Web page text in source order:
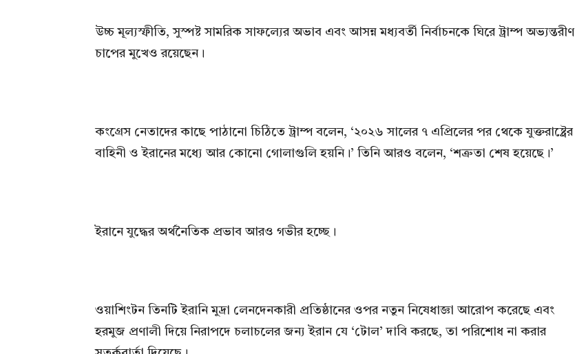
উচ্চ মূল্যস্ফীতি, সুস্পষ্ট সামরিক সাফল্যের অভাব এবং আসন্ন মধ্যবর্তী নির্বাচনকে ঘিরে ট্রাম্প অভ্যন্তরীণ
চাপের মুখেও রয়েছেন।
কংগ্রেস নেতাদের কাছে পাঠানো চিঠিতে ট্রাম্প বলেন, ‘২০২৬ সালের ৭ এপ্রিলের পর থেকে যুক্তরাষ্ট্রের
বাহিনী ও ইরানের মধ্যে আর কোনো গোলাগুলি হয়নি।’ তিনি আরও বলেন, ‘শত্রুতা শেষ হয়েছে।’
ইরানে যুদ্ধের অর্থনৈতিক প্রভাব আরও গভীর হচ্ছে।
ওয়াশিংটন তিনটি ইরানি মুদ্রা লেনদেনকারী প্রতিষ্ঠানের ওপর নতুন নিষেধাজ্ঞা আরোপ করেছে এবং
হরমুজ প্রণালী দিয়ে নিরাপদে চলাচলের জন্য ইরান যে ‘টোল’ দাবি করছে, তা পরিশোধ না করার